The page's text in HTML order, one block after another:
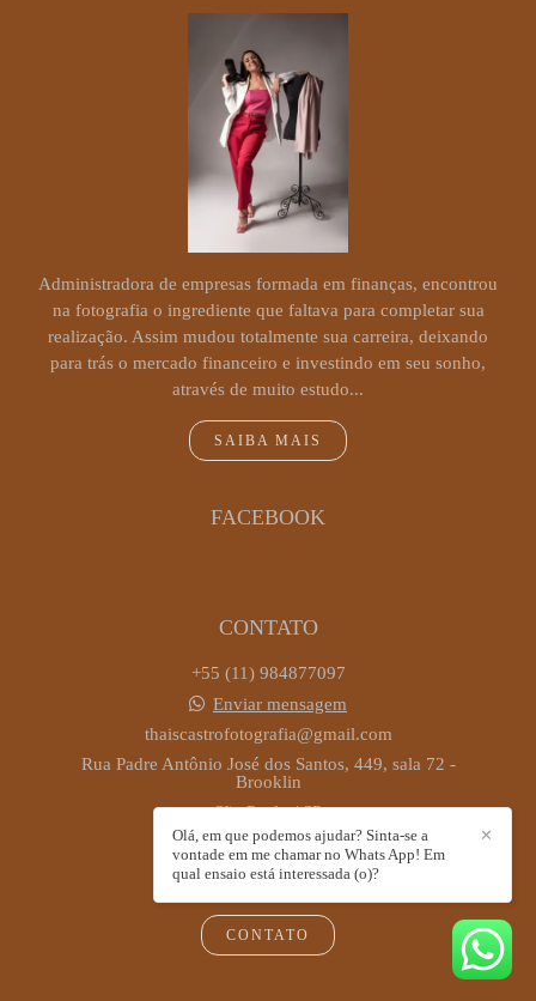
Administradora de empresas formada em finanças, encontrou
na fotografia o ingrediente que faltava para completar sua
realização. Assim mudou totalmente sua carreira, deixando
para trás o mercado financeiro e investindo em seu sonho,
através de muito estudo...
SAIBA MAIS
FACEBOOK
CONTATO
+55 (11) 984877097
Enviar mensagem
thaiscastrofotografia@gmail.com
Rua Padre Antônio José dos Santos, 449, sala 72 -
Brooklin
São Paulo / SP
CONTATO
✕
Olá, em que podemos ajudar? Sinta-se a
vontade em me chamar no Whats App! Em
qual ensaio está interessada (o)?